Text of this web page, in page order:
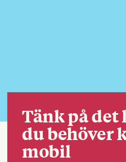
Tänk på det
du behöver
mobil